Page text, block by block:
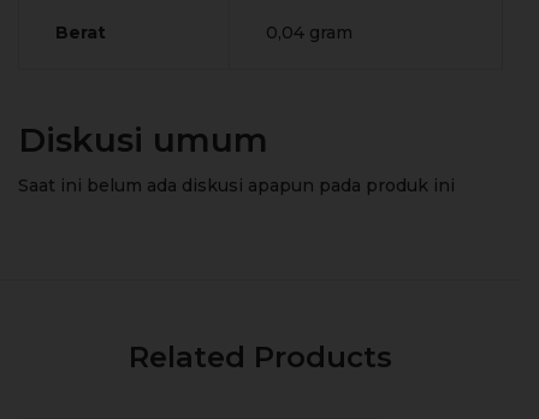
Berat 0,04 gram
Diskusi umum
Saat ini belum ada diskusi apapun pada produk ini
Related Products